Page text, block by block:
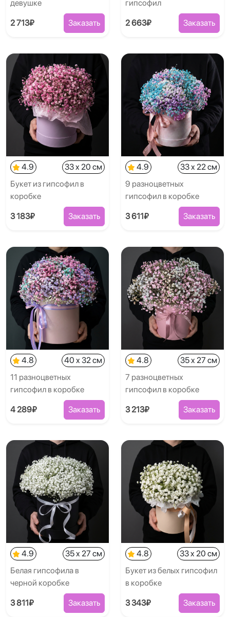
девушке
2 713₽ Заказать
гипсофил
2 663₽ Заказать
4.9
33 x 20 см
Букет из гипсофил в
коробке
3 183₽ Заказать
4.9
33 x 22 см
9 разноцветных
гипсофил в коробке
3 611₽ Заказать
4.8
40 x 32 см
11 разноцветных
гипсофил в коробке
4 289₽ Заказать
4.8
35 x 27 см
7 разноцветных
гипсофил в коробке
3 213₽ Заказать
4.9
35 x 27 см
Белая гипсофила в
черной коробке
3 811₽ Заказать
4.8
33 x 20 см
Букет из белых гипсофил
в коробке
3 343₽ Заказать